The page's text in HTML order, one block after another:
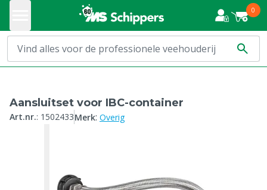
0
Aansluitset voor IBC-container
Art.nr.: 1502433Merk: Overig